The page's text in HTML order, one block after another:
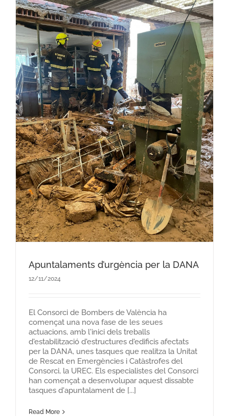
Apuntalaments d’urgència per la DANA
12/11/2024
El Consorci de Bombers de València ha
començat una nova fase de les seues
actuacions, amb l'inici dels treballs
d'estabilització d'estructures d'edificis afectats
per la DANA, unes tasques que realitza la Unitat
de Rescat en Emergències i Catàstrofes del
Consorci, la UREC. Els especialistes del Consorci
han començat a desenvolupar aquest dissabte
tasques d'apuntalament de [...]
Read More